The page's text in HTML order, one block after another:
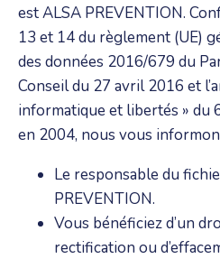
est ALSA PREVENTION.
13 et 14 du règlement (UE)
des données 2016/679 du
Conseil du 27 avril 2016 et
informatique et libertés » du
en 2004, nous vous
Le responsable du
PREVENTION.
Vous bénéficiez d’un
rectification ou